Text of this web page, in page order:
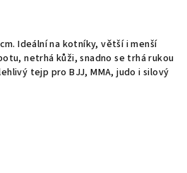
Ideální na kotníky, větší i menší
netrhá kůži, snadno se trhá rukou
tejp pro BJJ, MMA, judo i silový